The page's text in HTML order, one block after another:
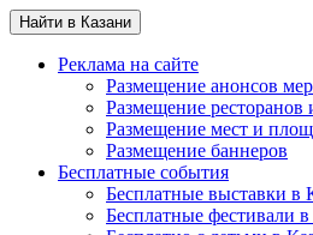
Найти в Казани
Реклама на сайте
Размещение анонсов
Размещение ресторанов
Размещение мест и
Размещение баннеров
Бесплатные события
Бесплатные выставки в
Бесплатные фестивали